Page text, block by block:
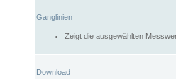
Ganglinien
Zeigt die ausgewählten
Download